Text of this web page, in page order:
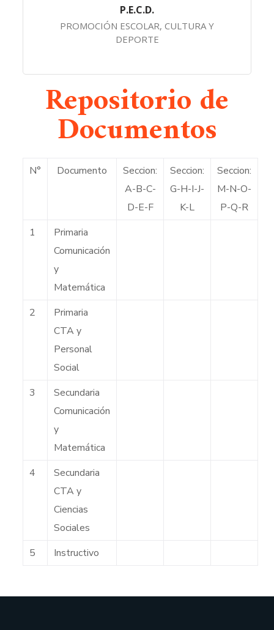
P.E.C.D.
PROMOCIÓN ESCOLAR, CULTURA Y
DEPORTE
Repositorio de
Documentos
N° Documento
Seccion:
A-B-C-
D-E-F
Seccion:
G-H-I-J-
K-L
Seccion:
M-N-O-
P-Q-R
1
Primaria
Comunicación
y
Matemática
2
Primaria
CTA y
Personal
Social
3
Secundaria
Comunicación
y
Matemática
4
Secundaria
CTA y
Ciencias
Sociales
5
Instructivo